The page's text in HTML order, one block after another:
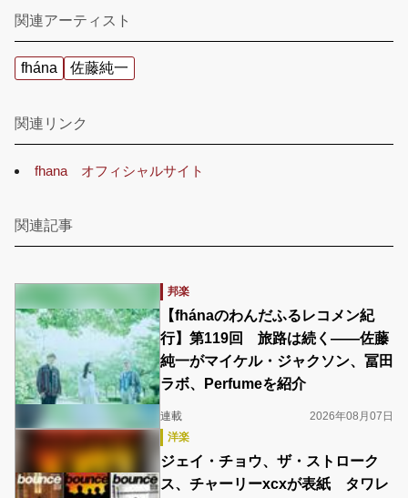
関連アーティスト
fhána 佐藤純一
関連リンク
fhana オフィシャルサイト
関連記事
邦楽
【fhánaのわんだふるレコメン紀
行】第119回 旅路は続く――佐藤
純一がマイケル・ジャクソン、冨田
ラボ、Perfumeを紹介
連載
2026年08月07日
洋楽
ジェイ・チョウ、ザ・ストローク
ス、チャーリーxcxが表紙 タワレ